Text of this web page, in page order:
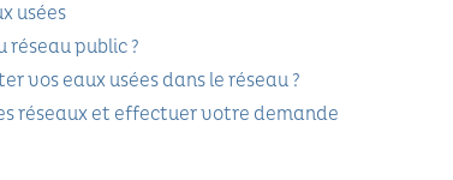
usées
réseau public ?
vos eaux usées dans le réseau ?
réseaux et effectuer votre demande